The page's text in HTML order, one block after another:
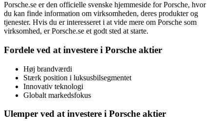
Porsche.se er den officielle svenske hjemmeside for Porsche, hvor
du kan finde information om virksomheden, deres produkter og
tjenester. Hvis du er interesseret i at vide mere om Porsche som
virksomhed, er Porsche.se et godt sted at starte.
Fordele ved at investere i Porsche aktier
Høj brandværdi
Stærk position i luksusbilsegmentet
Innovativ teknologi
Globalt markedsfokus
Ulemper ved at investere i Porsche aktier